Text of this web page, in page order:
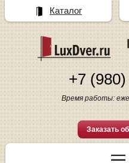
+7
Время работы:
Заказать
Каталог